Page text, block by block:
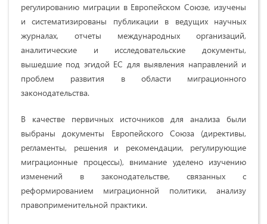
регулированию миграции в Европейском Союзе, изучены
и систематизированы публикации в ведущих научных
журналах, отчеты международных организаций,
аналитические и исследовательские документы,
вышедшие под эгидой ЕС для выявления направлений и
проблем развития в области миграционного
законодательства.
В качестве первичных источников для анализа были
выбраны документы Европейского Союза (директивы,
регламенты, решения и рекомендации, регулирующие
миграционные процессы), внимание уделено изучению
изменений в законодательстве, связанных с
реформированием миграционной политики, анализу
правоприменительной практики.